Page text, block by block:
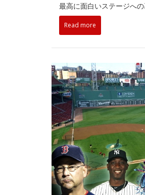
最高に面白いステージへの
Read more